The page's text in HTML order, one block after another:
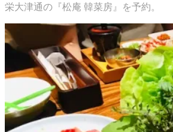
栄大津通の『松庵 韓菜房』を予約。